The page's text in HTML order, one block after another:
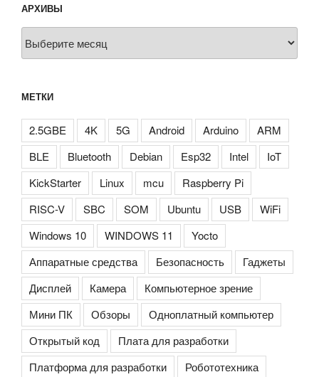
АРХИВЫ
МЕТКИ
2.5GBE 4K 5G Android Arduino
ARM
BLE
Bluetooth Debian Esp32 Intel
IoT
KickStarter
Linux mcu
Raspberry Pi
RISC-V
SBC SOM Ubuntu USB
WiFi
Windows 10
WINDOWS 11
Yocto
Аппаратные средства
Безопасность
Гаджеты
Дисплей
Камера
Компьютерное зрение
Мини ПК
Обзоры
Одноплатный компьютер
Открытый код
Плата для разработки
Платформа для разработки
Робототехника